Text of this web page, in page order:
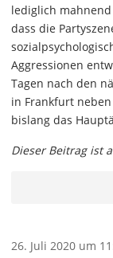
lediglich
dass die
Aggressionen
Tagen nach den
in Frankfurt
bislang das
Dieser Beitrag ist
26. Juli 2020 um